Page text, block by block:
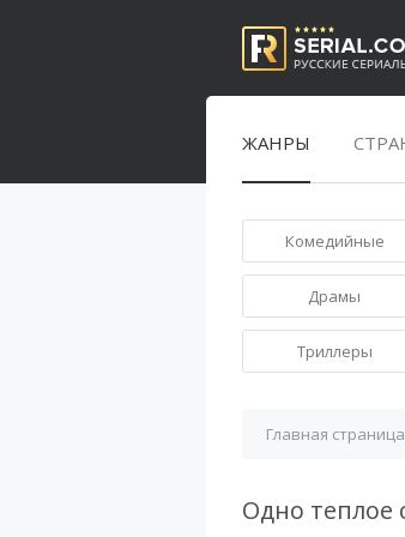
ЖАНРЫ
Комедийные
Драмы
Триллеры
Главная страница
Одно теплое